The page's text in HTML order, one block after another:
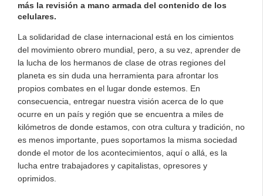
más la revisión a mano armada del contenido de los
celulares.
La solidaridad de clase internacional está en los cimientos
del movimiento obrero mundial, pero, a su vez, aprender de
la lucha de los hermanos de clase de otras regiones del
planeta es sin duda una herramienta para afrontar los
propios combates en el lugar donde estemos. En
consecuencia, entregar nuestra visión acerca de lo que
ocurre en un país y región que se encuentra a miles de
kilómetros de donde estamos, con otra cultura y tradición, no
es menos importante, pues soportamos la misma sociedad
donde el motor de los acontecimientos, aquí o allá, es la
lucha entre trabajadores y capitalistas, opresores y
oprimidos.